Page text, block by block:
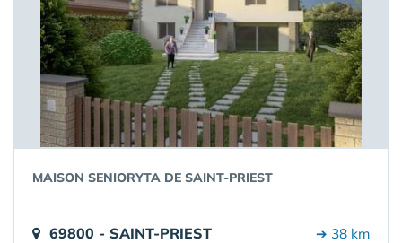
MAISON SENIORYTA DE SAINT-PRIEST
69800 - SAINT-PRIEST ➔ 38 km